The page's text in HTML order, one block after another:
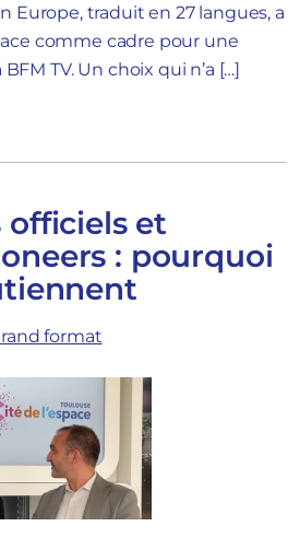
Europe, traduit en 27 langues, a
comme cadre pour une
TV. Un choix qui n’a […]
officiels et
: pourquoi
format